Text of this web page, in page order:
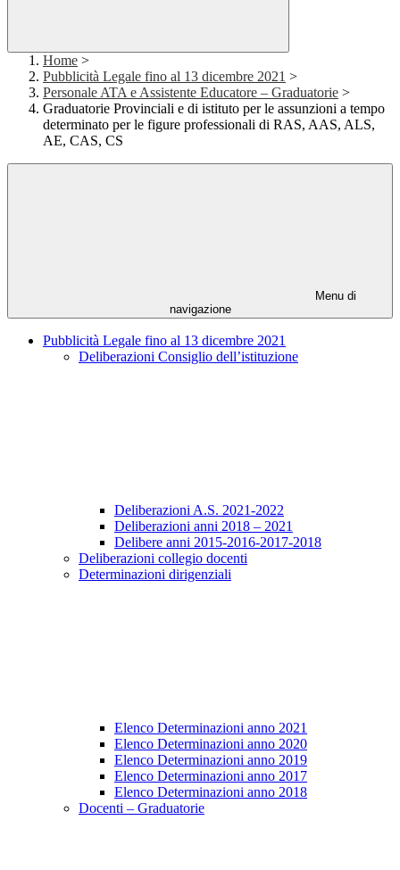
Home >
Pubblicità Legale fino al 13 dicembre 2021 >
Personale ATA e Assistente Educatore – Graduatorie >
Graduatorie Provinciali e di istituto per le assunzioni a tempo
determinato per le figure professionali di RAS, AAS, ALS,
AE, CAS, CS
Menu di
navigazione
Pubblicità Legale fino al 13 dicembre 2021
Deliberazioni Consiglio dell’istituzione
Deliberazioni A.S. 2021-2022
Deliberazioni anni 2018 – 2021
Delibere anni 2015-2016-2017-2018
Deliberazioni collegio docenti
Determinazioni dirigenziali
Elenco Determinazioni anno 2021
Elenco Determinazioni anno 2020
Elenco Determinazioni anno 2019
Elenco Determinazioni anno 2017
Elenco Determinazioni anno 2018
Docenti – Graduatorie